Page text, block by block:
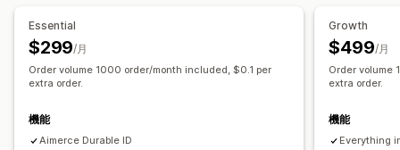
コンバージョントラッキング
UTMアトリビューション
ビジュアルとレポート
分析ダッシュボード カスタムレポート データのエクスポート
Essential
$299/月
Order volume 1000 order/month included, $0.1 per
extra order.
機能
Aimerce Durable ID
Growth
$499/月
Order volume
extra order.
機能
Everything